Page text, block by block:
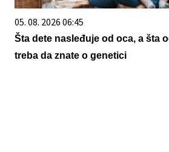
05. 08. 2026 06:45
Šta dete nasleđuje od oca, a šta
treba da znate o genetici